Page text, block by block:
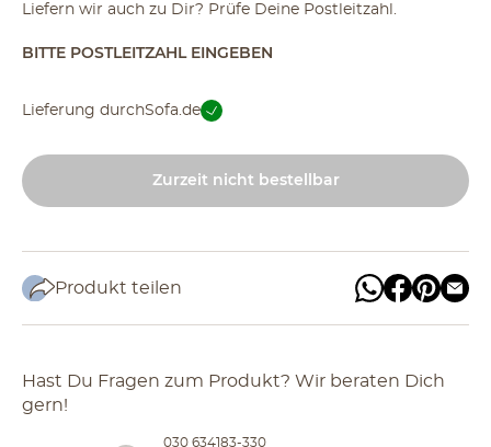
Liefern wir auch zu Dir? Prüfe Deine Postleitzahl.
BITTE POSTLEITZAHL EINGEBEN
Lieferung durchSofa.de
Zurzeit nicht bestellbar
Produkt teilen
Hast Du Fragen zum Produkt? Wir beraten Dich
gern!
030 634183-330